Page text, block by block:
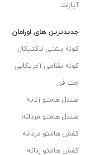
آپارات
جدیدترین های اورامان
کوله پشتی تاکتیکال
کوله نظامی آمریکایی
جت فن
صندل هامتو زنانه
صندل هامتو مردانه
کفش هامتو مردانه
کفش هامتو زنانه